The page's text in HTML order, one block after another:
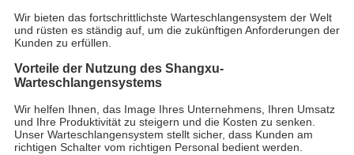
Wir bieten das fortschrittlichste Warteschlangensystem der Welt
und rüsten es ständig auf, um die zukünftigen Anforderungen der
Kunden zu erfüllen.
Vorteile der Nutzung des Shangxu-
Warteschlangensystems
Wir helfen Ihnen, das Image Ihres Unternehmens, Ihren Umsatz
und Ihre Produktivität zu steigern und die Kosten zu senken.
Unser Warteschlangensystem stellt sicher, dass Kunden am
richtigen Schalter vom richtigen Personal bedient werden.